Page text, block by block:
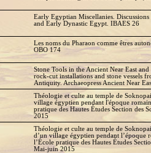
Early Egyptian Miscellanies. Discussions
and Early Dynastic Egypt. IBAES 26
Les noms du Pharaon comme êtres
OBO 174
Stone Tools in the Ancient Near East
rock-cut installations and stone vessels
Antiquity. Archaeopress Ancient Near
Théologie et culte au temple de
village égyptien pendant l'époque
pratique des Hautes Études Section des
2015
Théologie et culte au temple de
d’un village égyptien pendant l’époque
l’École pratique des Hautes Études
Mai-juin 2015